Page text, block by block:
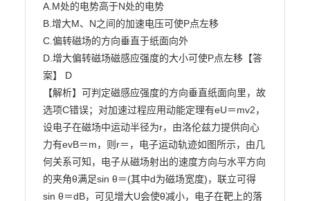
A.M处的电势高于N处的电势
B.增大M、N之间的加速电压可使P点左移
C.偏转磁场的方向垂直于纸面向外
D.增大偏转磁场磁感应强度的大小可使P点左移【答
案】 D
【解析】可判定磁感应强度的方向垂直纸面向里，故
选项C错误；对加速过程应用动能定理有eU＝mv2，
设电子在磁场中运动半径为r，由洛伦兹力提供向心
力有evB＝m，则r＝，电子运动轨迹如图所示，由几
何关系可知，电子从磁场射出的速度方向与水平方向
的夹角θ满足sin θ＝(其中d为磁场宽度)，联立可得
sin θ＝dB，可见增大U会使θ减小，电子在靶上的落